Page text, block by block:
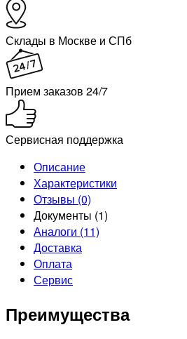
Склады в Москве и СПб
Прием заказов 24/7
Сервисная поддержка
Описание
Характеристики
Отзывы (0)
Документы (1)
Аналоги (11)
Доставка
Оплата
Сервис
Преимущества